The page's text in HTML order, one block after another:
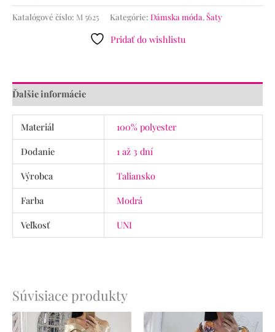
Katalógové číslo: M 5625 Kategórie: Dámska móda,Šaty
Pridať do wishlistu
Ďalšie informácie
Materiál
100% polyester
Dodanie
1 až 3 dní
Výrobca
Taliansko
Farba
Modrá
Veľkosť
UNI
Súvisiace produkty